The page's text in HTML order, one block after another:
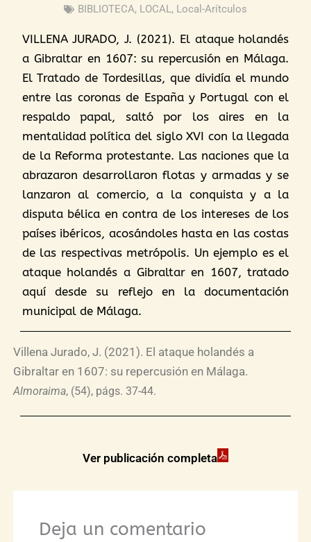
BIBLIOTECA, LOCAL, Local-Arítculos
VILLENA JURADO, J. (2021). El ataque holandés
a Gibraltar en 1607: su repercusión en Málaga.
El Tratado de Tordesillas, que dividía el mundo
entre las coronas de España y Portugal con el
respaldo papal, saltó por los aires en la
mentalidad política del siglo XVI con la llegada
de la Reforma protestante. Las naciones que la
abrazaron desarrollaron flotas y armadas y se
lanzaron al comercio, a la conquista y a la
disputa bélica en contra de los intereses de los
países ibéricos, acosándoles hasta en las costas
de las respectivas metrópolis. Un ejemplo es el
ataque holandés a Gibraltar en 1607, tratado
aquí desde su reflejo en la documentación
municipal de Málaga.
Villena Jurado, J. (2021). El ataque holandés a
Gibraltar en 1607: su repercusión en Málaga.
Almoraima, (54), págs. 37-44.
Ver publicación completa
Deja un comentario